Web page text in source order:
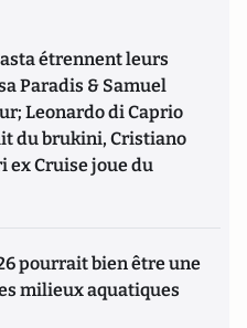
étrennent leurs
Paradis & Samuel
Leonardo di Caprio
du brukini, Cristiano
ex Cruise joue du
pourrait bien être une
milieux aquatiques